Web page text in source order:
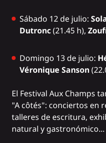
Sábado 12 de julio:
Dutronc(21.45 h),
Domingo 13 de julio:
Véronique Sanson
El Festival Aux Champs
"A côtés": conciertos en
talleres de escritura,
natural y gastronómico...